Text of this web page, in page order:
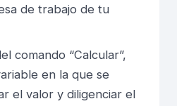
de trabajo de tu
comando “Calcular”,
en la que se
el valor y diligenciar el